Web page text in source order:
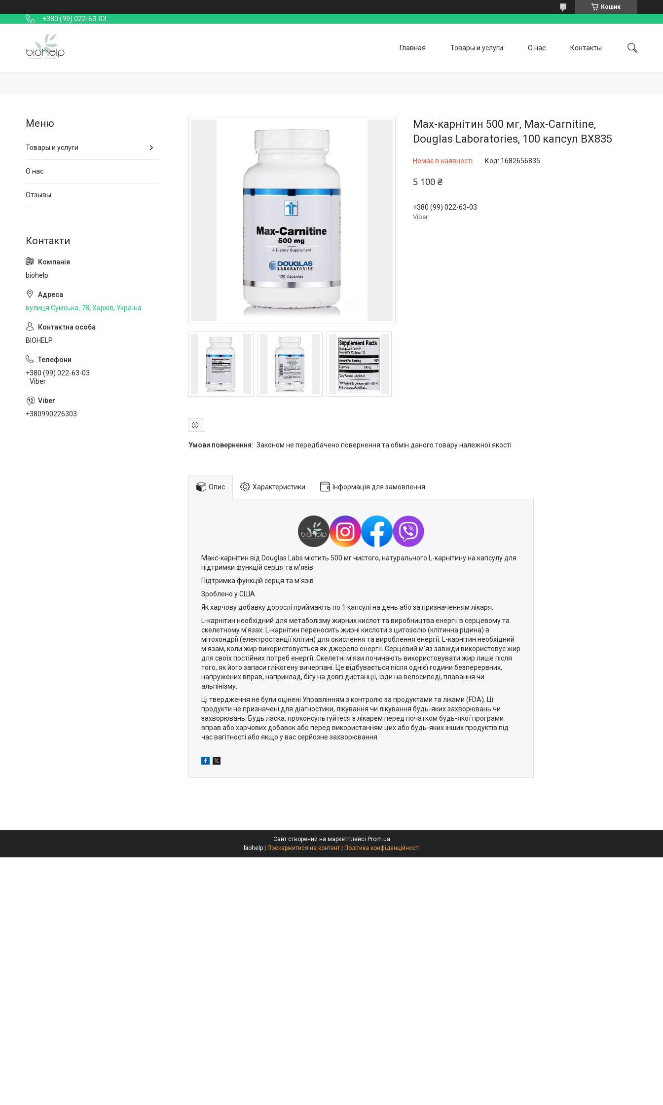
Кошик
+380 (99) 022-63-03
Главная Товары и услуги О нас Контакты
Max-карнітин 500 мг, Max-Carnitine,
Douglas Laboratories, 100 капсул BX835
Немає в наявності Код: 1682656835
5 100 ₴
+380 (99) 022-63-03
Viber
Законом не передбачено повернення та обмін даного товару належної якості
Опис Характеристики Інформація для замовлення
Макс-карнітин від Douglas Labs містить 500 мг чистого, натурального L-карнітину на капсулу для
підтримки функцій серця та м'язів.
Підтримка функцій серця та м'язів
Зроблено у США
Як харчову добавку дорослі приймають по 1 капсулі на день або за призначенням лікаря.
L-карнітин необхідний для метаболізму жирних кислот та виробництва енергії в серцевому та
скелетному м'язах. L-карнітин переносить жирні кислоти з цитозолю (клітинна рідина) в
мітохондрії (електростанції клітин) для окислення та вироблення енергії. L-карнітин необхідний
м'язам, коли жир використовується як джерело енергії. Серцевий м'яз завжди використовує жир
для своїх постійних потреб енергії. Скелетні м'язи починають використовувати жир лише після
того, як його запаси глікогену вичерпані. Це відбувається після однієї години безперервних,
напружених вправ, наприклад, бігу на довгі дистанції, їзди на велосипеді, плавання чи
альпінізму.
Ці твердження не були оцінені Управлінням з контролю за продуктами та ліками (FDA). Ці
продукти не призначені для діагностики, лікування чи лікування будь-яких захворювань чи
захворювань. Будь ласка, проконсультуйтеся з лікарем перед початком будь-якої програми
вправ або харчових добавок або перед використанням цих або будь-яких інших продуктів під
час вагітності або якщо у вас серйозне захворювання.
Товары и услуги
О нас
Отзывы
biohelp
вулиця Сумська, 78, Харків, Україна
BIOHELP
+380 (99) 022-63-03
Viber
+380990226303
Сайт створений на маркетплейсі Prom.ua
biohelp | Поскаржитися на контент | Політика конфіденційності